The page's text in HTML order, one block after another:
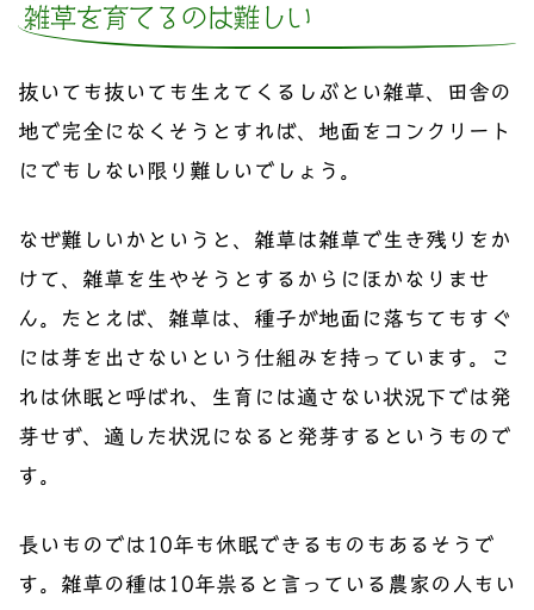
雑草を育てるのは難しい
抜いても抜いても生えてくるしぶとい雑草、田舎の
地で完全になくそうとすれば、地面をコンクリート
にでもしない限り難しいでしょう。
なぜ難しいかというと、雑草は雑草で生き残りをか
けて、雑草を生やそうとするからにほかなりませ
ん。たとえば、雑草は、種子が地面に落ちてもすぐ
には芽を出さないという仕組みを持っています。こ
れは休眠と呼ばれ、生育には適さない状況下では発
芽せず、適した状況になると発芽するというもので
す。
長いものでは10年も休眠できるものもあるそうで
す。雑草の種は10年祟ると言っている農家の人もい